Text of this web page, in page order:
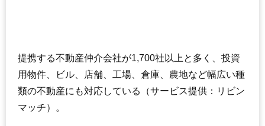
住所 東京都立川市幸町4丁目
交通 東大和市駅（9分）
相場 800万円～900万円
(16.7万円/㎡~18.8万円/㎡)
提携する不動産仲介会社が1,700社以上と多く、投資
用物件、ビル、店舗、工場、倉庫、農地など幅広い種
類の不動産にも対応している（サービス提供：リビン
マッチ）。